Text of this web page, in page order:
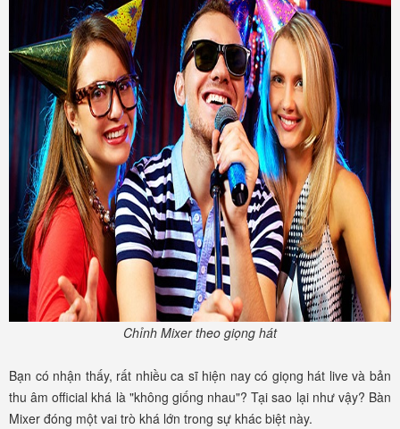
Chỉnh Mixer theo giọng hát
Bạn có nhận thấy, rất nhiều ca sĩ hiện nay có giọng hát live và bản
thu âm official khá là "không giống nhau"? Tại sao lại như vậy? Bàn
Mixer đóng một vai trò khá lớn trong sự khác biệt này.